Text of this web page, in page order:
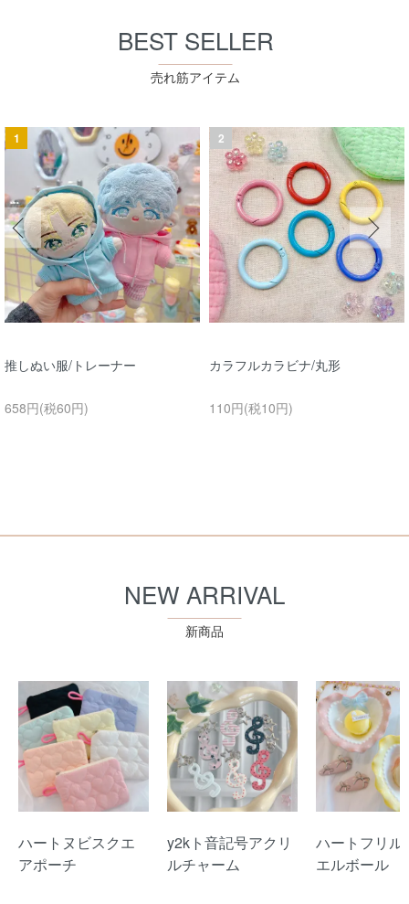
BEST SELLER
売れ筋アイテム
1
推しぬい服/トレーナー
658円(税60円)
2
カラフルカラビナ/丸形
110円(税10円)
NEW ARRIVAL
新商品
ハートヌビスクエ
アポーチ
y2kト音記号アクリ
ルチャーム
ハートフリル
エルボール